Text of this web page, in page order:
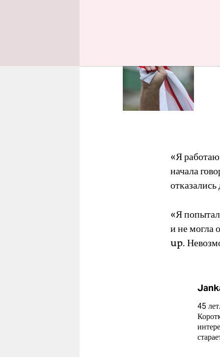
«Я работаю
начала
«Я
и не могла
up.
45